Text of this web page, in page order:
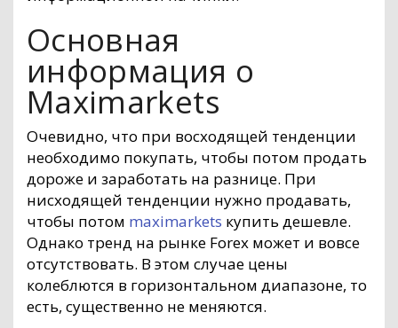
Основная
информация о
Maximarkets
Очевидно, что при восходящей тенденции
необходимо покупать, чтобы потом продать
дороже и заработать на разнице. При
нисходящей тенденции нужно продавать,
чтобы потом maximarkets купить дешевле.
Однако тренд на рынке Forex может и вовсе
отсутствовать. В этом случае цены
колеблются в горизонтальном диапазоне, то
есть, существенно не меняются.